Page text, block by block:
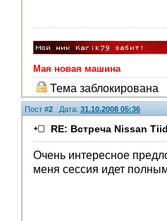
Мая новая машина
Тема заблокирована
Пост #2 Дата: 31.10.2008 05:36
RE: Встреча Nissan
Очень интересное
меня сессия идет